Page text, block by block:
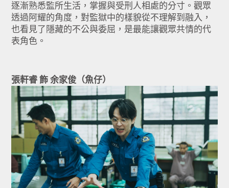
逐漸熟悉監所生活，掌握與受刑人相處的分寸。觀眾
透過阿耀的角度，對監獄中的樣貌從不理解到融入，
也看見了隱藏的不公與委屈，是最能讓觀眾共情的代
表角色。
張軒睿 飾 余家俊（魚仔）